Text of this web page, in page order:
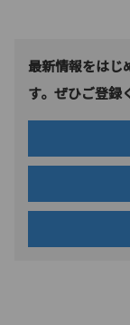
最新情報をはじ
す。ぜひご登録